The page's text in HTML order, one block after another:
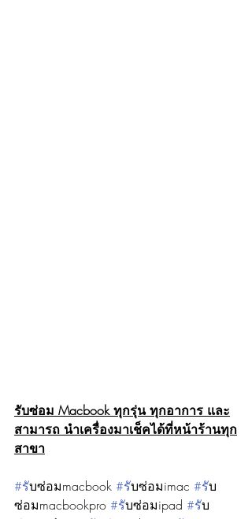
รับซ่อม Macbook ทุกรุ่น ทุกอาการ และ
สามารถ นำเครื่องมาเช็คได้ที่หน้าร้านทุก
สาขา
#รับซ่อมmacbook #รับซ่อมimac #รับ
ซ่อมmacbookpro #รับซ่อมipad #รับ